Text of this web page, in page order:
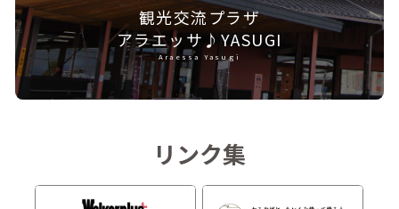
観光交流プラザ
アラエッサ♪YASUGI
Araessa Yasugi
リンク集